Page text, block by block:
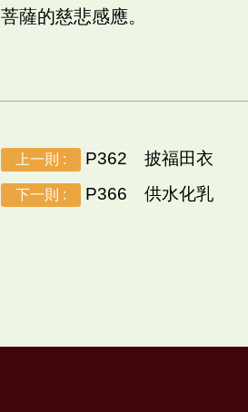
菩薩的慈悲感應。
上一則 : P362 披福田衣
下一則 : P366 供水化乳